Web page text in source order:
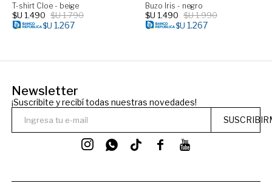
T-shirt Cloe - beige
$U 1.490 $U1.790
$U 1.267
Buzo Iris - negro
$U 1.490 $U1.990
$U 1.267
Newsletter
¡Suscribite y recibí todas nuestras novedades!
 
 